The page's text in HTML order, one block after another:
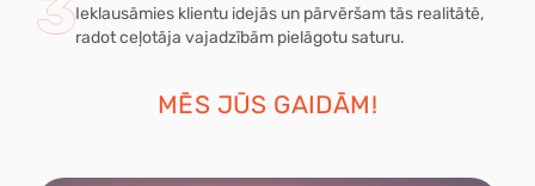
Ieklausāmies klientu idejās un pārvēršam tās realitātē,
radot ceļotāja vajadzībām pielāgotu saturu.
MĒS JŪS GAIDĀM!